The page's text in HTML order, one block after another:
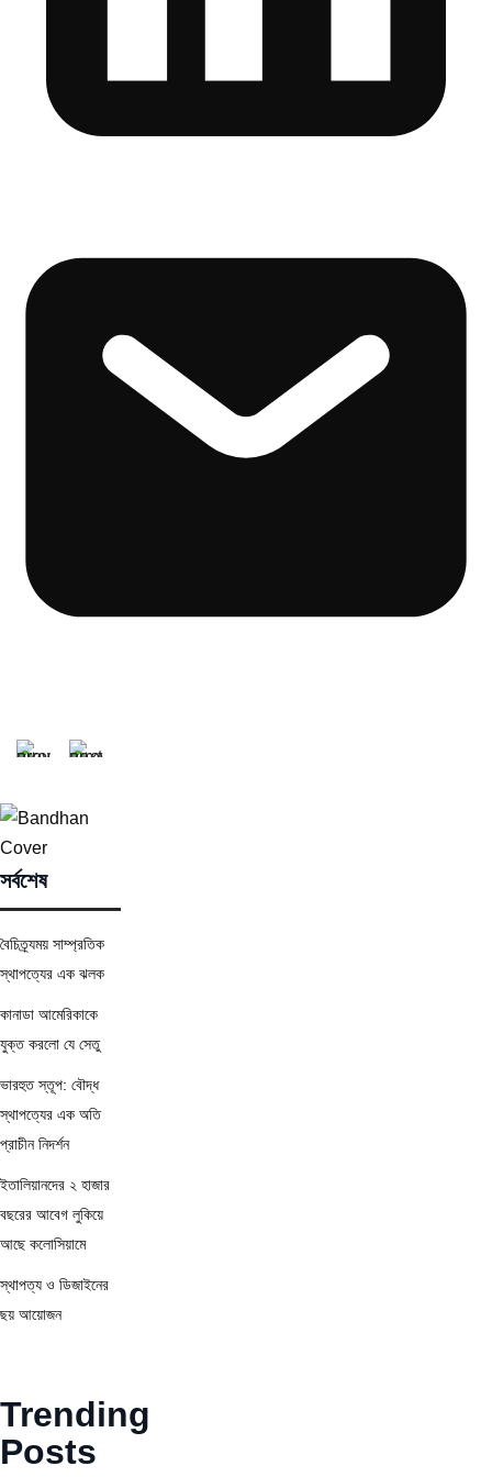
সর্বশেষ
বৈচিত্র্যময় সাম্প্রতিক
স্থাপত্যের এক ঝলক
কানাডা আমেরিকাকে
যুক্ত করলো যে সেতু
ভারহুত স্তূপ: বৌদ্ধ
স্থাপত্যের এক অতি
প্রাচীন নিদর্শন
ইতালিয়ানদের ২ হাজার
বছরের আবেগ লুকিয়ে
আছে কলোসিয়ামে
স্থাপত্য ও ডিজাইনের
ছয় আয়োজন
Trending
Posts